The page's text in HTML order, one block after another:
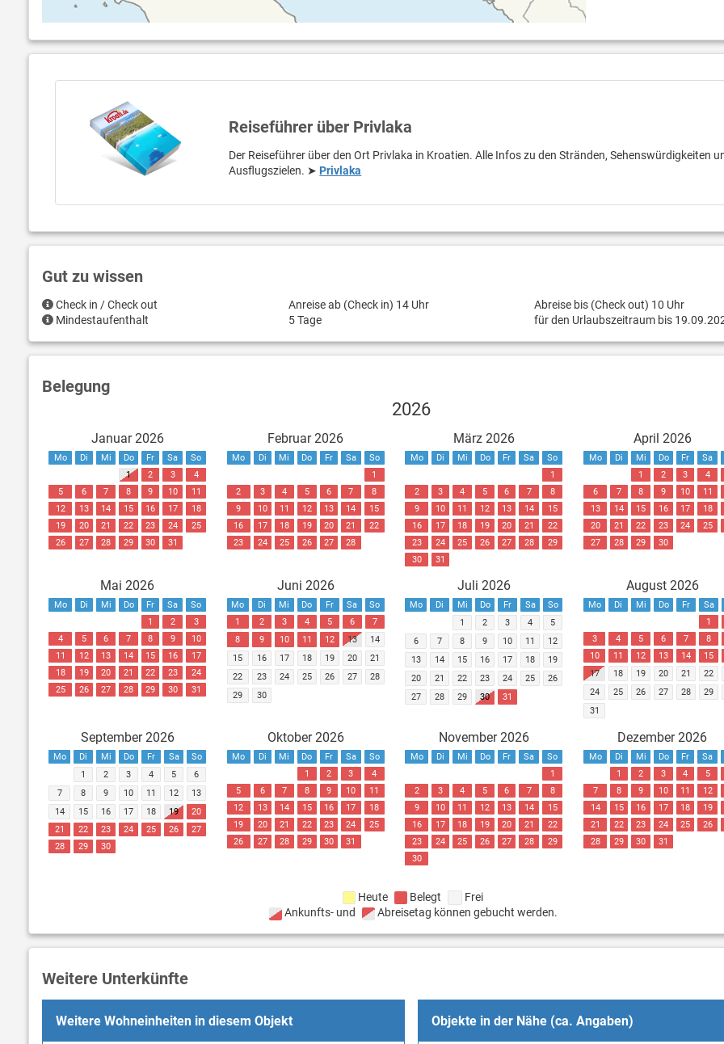
Reiseführer über Privlaka
Der Reiseführer über den Ort Privlaka in Kroatien. Alle Infos zu den Stränden, Sehenswürdigkeiten
Ausflugszielen. ➤ Privlaka
Gut zu wissen
Check in / Check out Anreise ab (Check in) 14 Uhr
Abreise bis (Check out) 10 Uhr
Mindestaufenthalt
5 Tage für den Urlaubszeitraum bis
Belegung
2026
Januar 2026
Mo Di Mi Do Fr Sa
So
1
2 3
4
5
6 7 8 9 10
11
12
13 14 15 16 17
18
19
20 21 22 23 24
25
26
27 28 29 30 31
Februar 2026
Mo Di Mi Do Fr Sa
So
1
2
3 4 5 6 7
8
9
10 11 12 13 14
15
16
17 18 19 20 21
22
23
24 25 26 27 28
März 2026
Mo Di Mi Do Fr Sa
So
1
2
3 4 5 6 7
8
9
10 11 12 13 14
15
16
17 18 19 20 21
22
23
24 25 26 27 28
29
30
31
April 2026
Mo Di Mi Do Fr
Sa
1
2 3
4
6
7 8 9 10
11
13
14 15 16 17
18
20
21 22 23 24
25
27
28 29 30
Mai 2026
Mo Di Mi Do Fr Sa
So
1
2
3
4
5 6 7 8 9
10
11
12 13 14 15 16
17
18
19 20 21 22 23
24
25
26 27 28 29 30 31
Juni 2026
Mo Di Mi Do Fr Sa
So
1
2 3 4 5 6
7
8
9 10 11 12 13
14
15
16 17 18 19 20
21
22
23 24 25 26 27
28
29
30
Juli 2026
Mo Di Mi Do Fr Sa
So
1
2 3 4
5
6
7 8 9 10 11
12
13
14 15 16 17 18
19
20
21 22 23 24 25
26
27
28 29 30 31
August 2026
Mo Di Mi Do Fr
Sa
1
3
4 5 6 7
8
10
11 12 13 14
15
17
18 19 20 21
22
24
25 26 27 28
29
31
September 2026
Mo Di Mi Do Fr Sa
So
1
2 3 4 5
6
7
8 9 10 11 12
13
14
15 16 17 18 19
20
21
22 23 24 25 26
27
28
29 30
Oktober 2026
Mo Di Mi Do Fr Sa
So
1
2 3
4
5
6 7 8 9 10
11
12
13 14 15 16 17
18
19
20 21 22 23 24
25
26
27 28 29 30 31
November 2026
Mo Di Mi Do Fr Sa
So
1
2
3 4 5 6 7
8
9
10 11 12 13 14
15
16
17 18 19 20 21
22
23
24 25 26 27 28
29
30
Dezember 2026
Mo Di Mi Do Fr
Sa
1
2 3 4
5
7
8 9 10 11
12
14
15 16 17 18
19
21
22 23 24 25
26
28
29 30 31
Heute Belegt
Frei
Ankunfts- und
Abreisetag können gebucht werden.
Weitere Unterkünfte
Weitere Wohneinheiten in diesem Objekt Objekte in der Nähe (ca. Angaben)